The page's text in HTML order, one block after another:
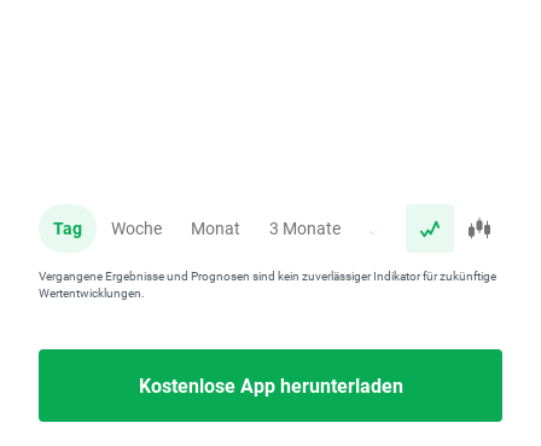
Tag Woche Monat 3 Monate Jahr
Vergangene Ergebnisse und Prognosen sind kein zuverlässiger Indikator für zukünftige
Wertentwicklungen.
Kostenlose App herunterladen